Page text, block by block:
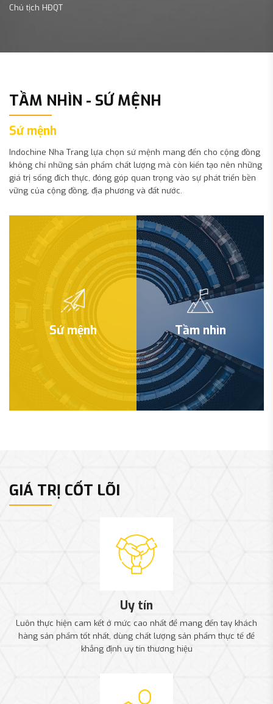
Chủ tịch HĐQT
TẦM NHÌN - SỨ MỆNH
Sứ mệnh
Indochine Nha Trang lựa chọn sứ mệnh mang đến cho cộng đồng
không chỉ những sản phẩm chất lượng mà còn kiến tạo nên những
giá trị sống đích thực, đóng góp quan trọng vào sự phát triển bền
vững của cộng đồng, địa phương và đất nước.
Sứ mệnh Tầm nhìn
GIÁ TRỊ CỐT LÕI
Uy tín
Luôn thực hiện cam kết ở mức cao nhất để mang đến tay khách
hàng sản phẩm tốt nhất, dùng chất lượng sản phẩm thực tế để
khẳng định uy tín thương hiệu